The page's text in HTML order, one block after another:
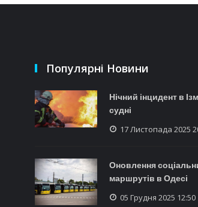
Популярні Новини
Нічний інцидент в
судні
17 Листопада 2025
Оновлення
маршрутів в Одесі
05 Грудня 2025 12:50